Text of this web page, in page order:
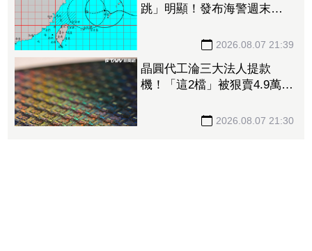
跳」明顯！發布海警週末影
2026.08.07 21:39
晶圓代工淪三大法人提款
機！「這2檔」被狠賣4.9萬
2026.08.07 21:30